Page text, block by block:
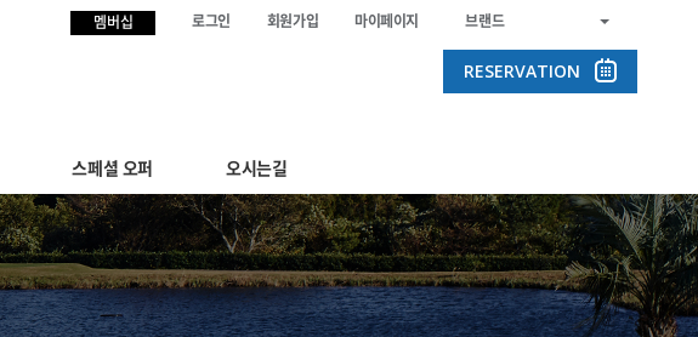
멤버십 로그인 회원가입 마이페이지 브랜드
RESERVATION
스페셜 오퍼 오시는길